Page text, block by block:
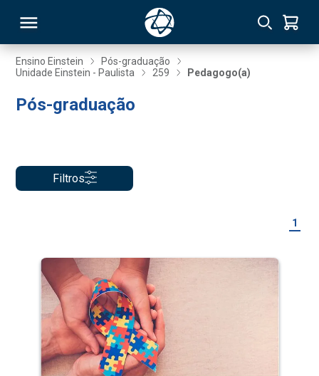
Ensino Einstein
Pós-graduação
Unidade Einstein - Paulista
259 Pedagogo(a)
Pós-graduação
Filtros
1